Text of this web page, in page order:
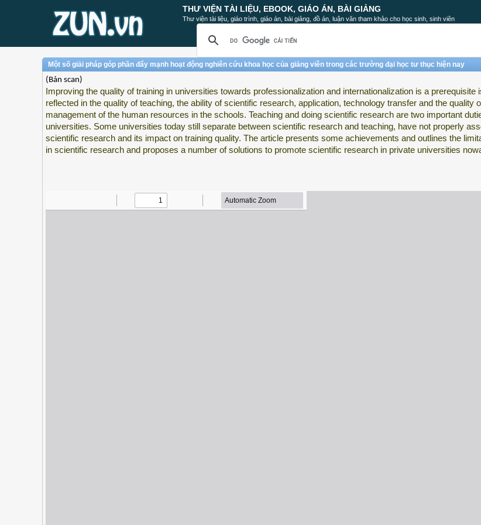
THƯ VIỆN TÀI LIỆU, EBOOK, GIÁO ÁN, BÀI GIẢNG
Thư viện tài liệu, giáo trình, giáo án, bài giảng, đồ án, luận văn tham khảo cho học sinh, sinh viên
Một số giải pháp góp phần đẩy mạnh hoạt động nghiên cứu khoa học của giảng viên trong các trường đại học tư thục hiện nay
(Bản scan)
Improving the quality of training in universities towards professionalization and internationalization is a prerequisite
reflected in the quality of teaching, the ability of scientific research, application, technology transfer and the quality
management of the human resources in the schools. Teaching and doing scientific research are two important
universities. Some universities today still separate between scientific research and teaching, have not properly
scientific research and its impact on training quality. The article presents some achievements and outlines the
in scientific research and proposes a number of solutions to promote scientific research in private universities